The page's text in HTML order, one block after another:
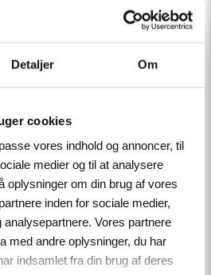
Detaljer Om
cookies
vores indhold og annoncer, til
medier og til at analysere
oplysninger om din brug af vores
inden for sociale medier,
Vores partnere
med andre oplysninger, du har
indsamlet fra din brug af deres
5/TEL
Connection Cable, Cable
PVC, Sheath color:
acids and alkaline solutions,
and hydrolysis, LABS-free
1